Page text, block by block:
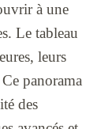
à une
Le tableau
leurs
panorama
des